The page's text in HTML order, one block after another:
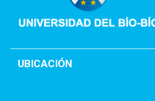
UBICACIÓN